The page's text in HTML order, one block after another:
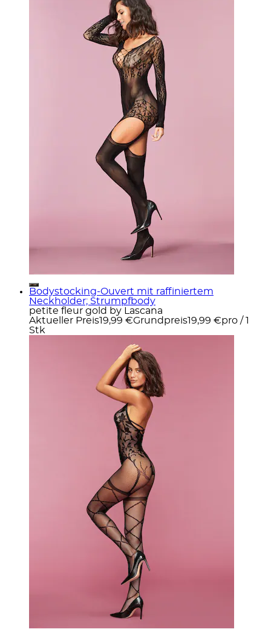
Bodystocking-Ouvert mit raffiniertem
Neckholder; Strumpfbody
petite fleur gold by Lascana
Aktueller Preis19,99 €Grundpreis19,99 €pro / 1
Stk